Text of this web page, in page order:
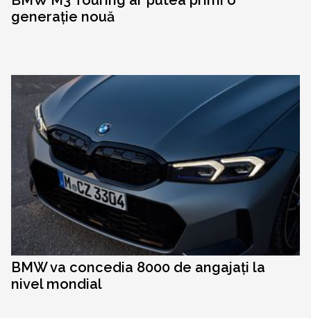
generație nouă
BMW va concedia 8000 de angajați la
nivel mondial